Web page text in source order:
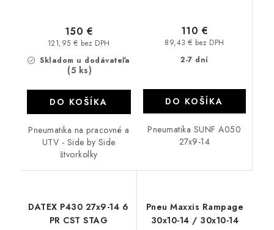
Skladom u dodávateľa
(5 ks)
121,95 € bez DPH
150 €
DO KOŠÍKA
Pneumatika na pracovné a
UTV - Side by Side
štvorkolky
2-7 dní
89,43 € bez DPH
110 €
DO KOŠÍKA
Pneumatika SUNF A050
27x9-14
DATEX P430 27x9-14 6
PR CST STAG
Pneu Maxxis Rampage
30x10-14 / 30x10-14